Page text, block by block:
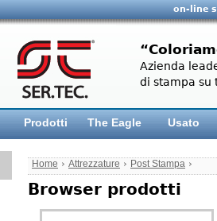
on-line
Azienda
di stampa su
Prodotti The Eagle Usato
Home › Attrezzature › Post Stampa ›
Browser prodotti